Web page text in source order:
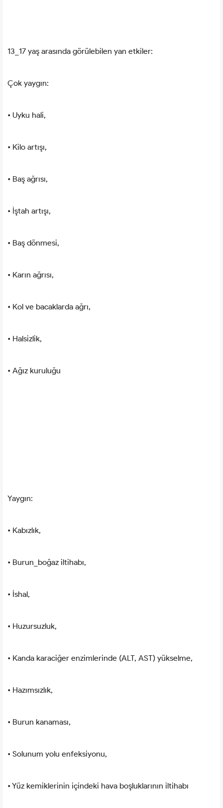
13_17 yaş arasında görülebilen yan etkiler:
Çok yaygın:
• Uyku hali,
• Kilo artışı,
• Baş ağrısı,
• İştah artışı,
• Baş dönmesi,
• Karın ağrısı,
• Kol ve bacaklarda ağrı,
• Halsizlik,
• Ağız kuruluğu
Yaygın:
• Kabızlık,
• Burun_boğaz iltihabı,
• İshal,
• Huzursuzluk,
• Kanda karaciğer enzimlerinde (ALT, AST) yükselme,
• Hazımsızlık,
• Burun kanaması,
• Solunum yolu enfeksiyonu,
• Yüz kemiklerinin içindeki hava boşluklarının iltihabı